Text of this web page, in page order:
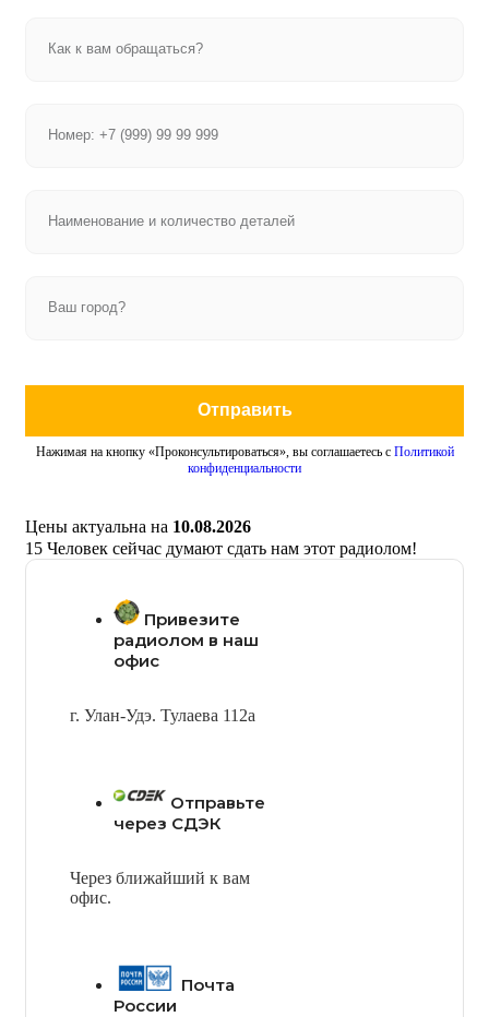
Отправить
Нажимая на кнопку «Проконсультироваться», вы соглашаетесь с Политикой
конфиденциальности
Цены актуальна на 10.08.2026
15 Человек сейчас думают сдать нам этот радиолом!
Привезите
радиолом в наш
офис
г. Улан-Удэ. Тулаева 112а
Отправьте
через СДЭК
Через ближайший к вам
офис.
Почта
России